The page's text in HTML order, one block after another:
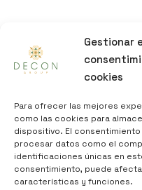
Gestionar
cookies
Para ofrecer las mejores
como las cookies para
dispositivo. El
procesar datos como el
identificaciones únicas en
consentimiento, puede
características y funciones.